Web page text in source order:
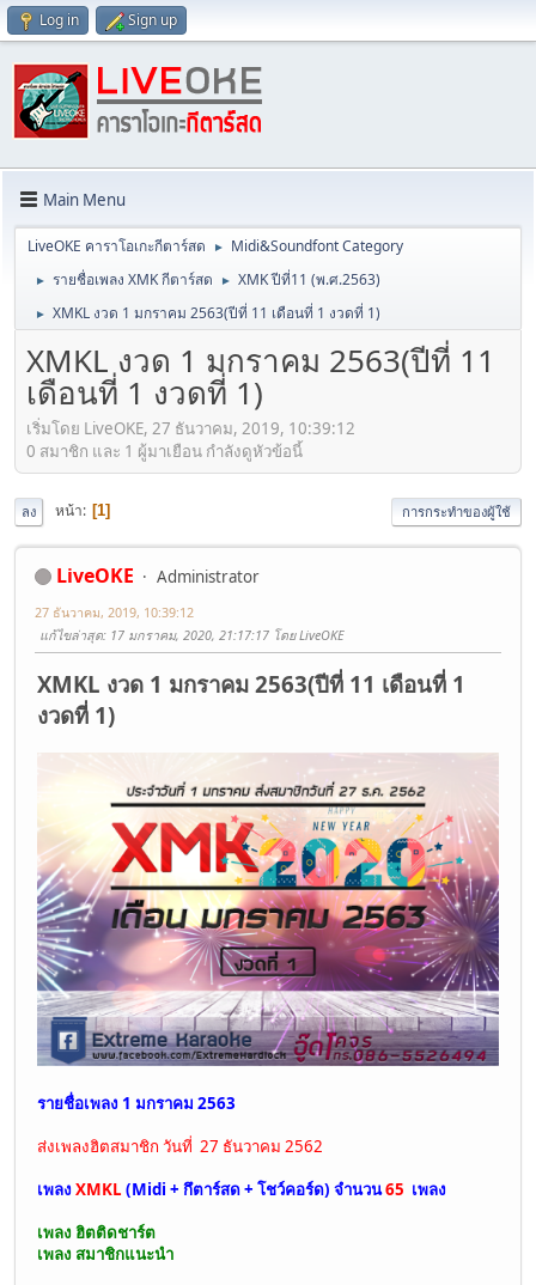
Log in Sign up
Main Menu
LiveOKE คาราโอเกะกีตาร์สด ► Midi&Soundfont Category
► รายชื่อเพลง XMK กีตาร์สด ► XMK ปีที่11 (พ.ศ.2563)
► XMKL งวด 1 มกราคม 2563(ปีที่ 11 เดือนที่ 1 งวดที่ 1)
XMKL งวด 1 มกราคม 2563(ปีที่ 11
เดือนที่ 1 งวดที่ 1)
เริ่มโดย LiveOKE, 27 ธันวาคม, 2019, 10:39:12
0 สมาชิก และ 1 ผู้มาเยือน กำลังดูหัวข้อนี้
ลง หน้า 1 การกระทำของผู้ใช้
LiveOKE Administrator
27 ธันวาคม, 2019, 10:39:12
แก้ไขล่าสุด: 17 มกราคม, 2020, 21:17:17 โดย LiveOKE
XMKL งวด 1 มกราคม 2563(ปีที่ 11 เดือนที่ 1
งวดที่ 1)
รายชื่อเพลง 1 มกราคม 2563
ส่งเพลงฮิตสมาชิก วันที่ 27 ธันวาคม 2562
เพลง XMKL (Midi + กึตาร์สด + โชว์คอร์ด) จำนวน65 เพลง
เพลง ฮิตติดชาร์ต
เพลง สมาชิกแนะนำ